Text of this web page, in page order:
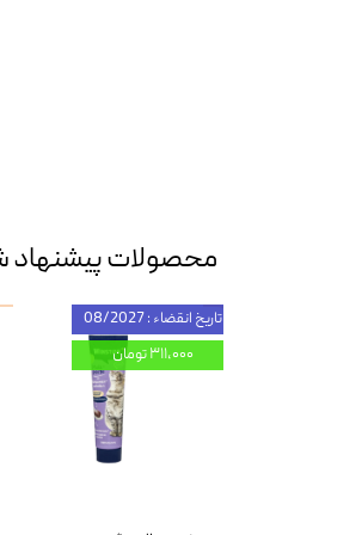
محصولات پیشنهاد
تاریخ انقضاء : 08/2027
۳۱۱,۰۰۰ تومان